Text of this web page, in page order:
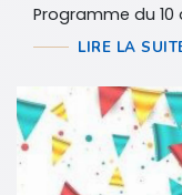
Programme du 10
LIRE LA